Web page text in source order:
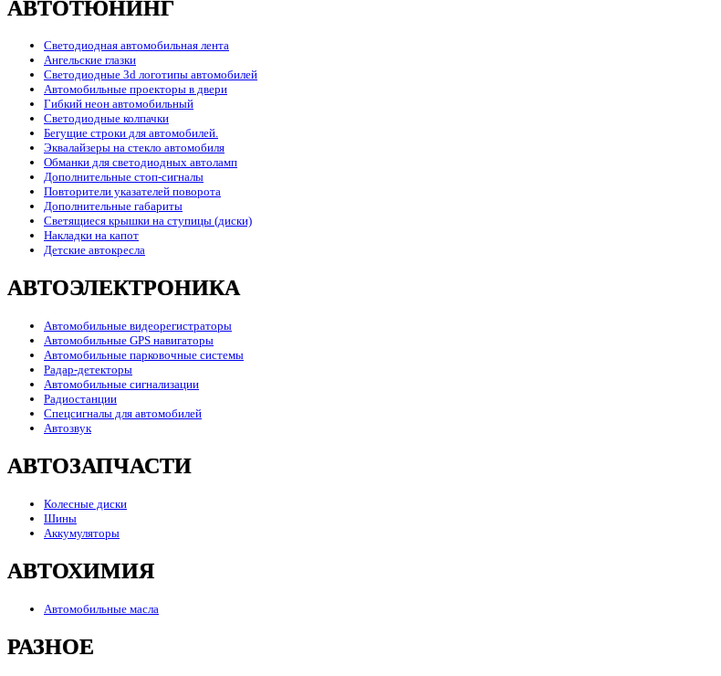
АВТОТЮНИНГ
Светодиодная автомобильная лента
Ангельские глазки
Светодиодные 3d логотипы автомобилей
Автомобильные проекторы в двери
Гибкий неон автомобильный
Светодиодные колпачки
Бегущие строки для автомобилей.
Эквалайзеры на стекло автомобиля
Обманки для светодиодных автоламп
Дополнительные стоп-сигналы
Повторители указателей поворота
Дополнительные габариты
Светящиеся крышки на ступицы (диски)
Накладки на капот
Детские автокресла
АВТОЭЛЕКТРОНИКА
Автомобильные видеорегистраторы
Автомобильные GPS навигаторы
Автомобильные парковочные системы
Радар-детекторы
Автомобильные сигнализации
Радиостанции
Спецсигналы для автомобилей
Автозвук
АВТОЗАПЧАСТИ
Колесные диски
Шины
Аккумуляторы
АВТОХИМИЯ
Автомобильные масла
РАЗНОЕ